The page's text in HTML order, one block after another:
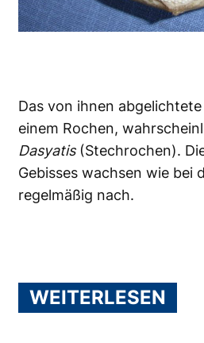
Das von ihnen
einem Rochen,
Dasyatis(Stechrochen).
Gebisses wachsen wie bei
regelmäßig nach.
WEITERLESEN